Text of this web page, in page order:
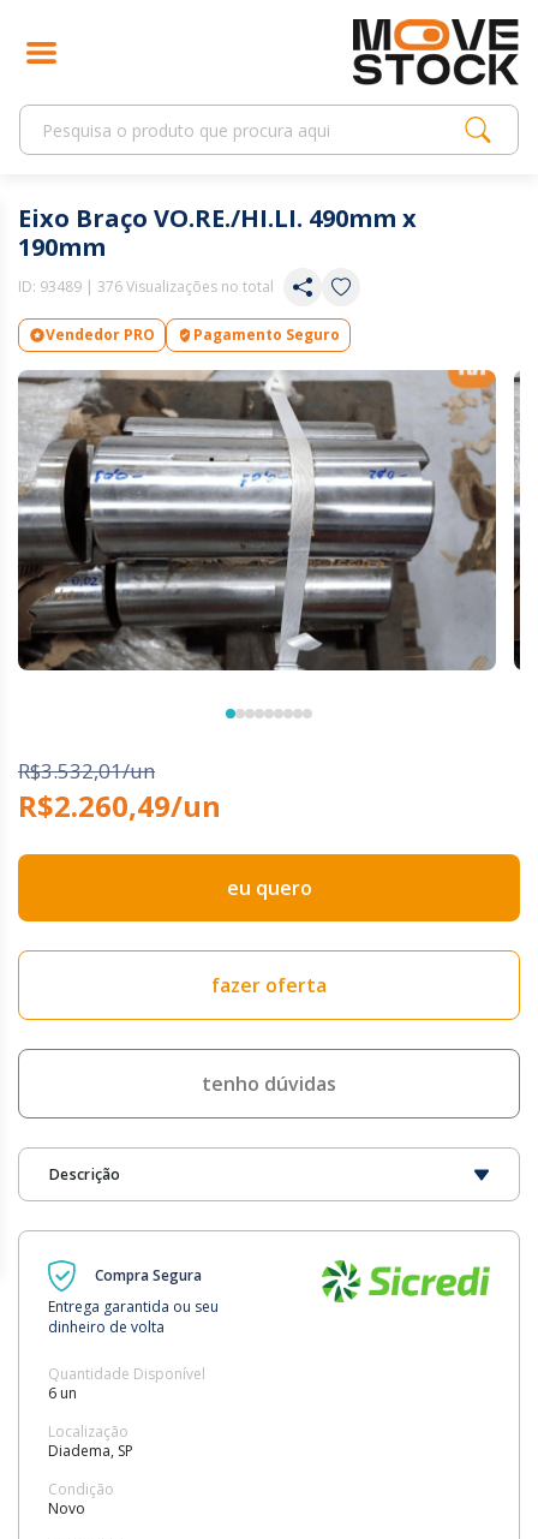
Eixo Braço VO.RE./HI.LI. 490mm x
190mm
ID: 93489 | 376 Visualizações no total
Vendedor PRO Pagamento Seguro
R$3.532,01/un
R$2.260,49/un
eu quero
fazer oferta
tenho dúvidas
Descrição
Compra Segura
Entrega garantida ou seu
dinheiro de volta
Quantidade Disponível
6 un
Localização
Diadema, SP
Condição
Novo